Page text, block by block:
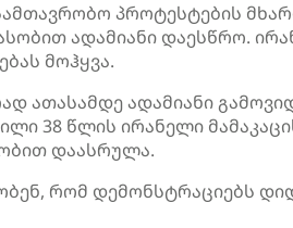
პროტესტების
ადამიანი დაესწრო.
მოჰყვა.
ათასამდე ადამიანი
38 წლის ირანელი
დაასრულა.
რომ დემონსტრაციებს